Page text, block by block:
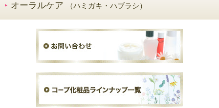
オーラルケア （ハミガキ・ハブラシ）